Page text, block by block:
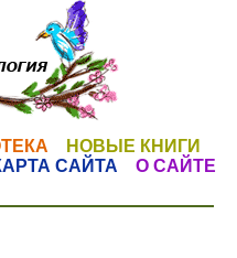
НОВЫЕ КНИГИ
САЙТА О САЙТЕ